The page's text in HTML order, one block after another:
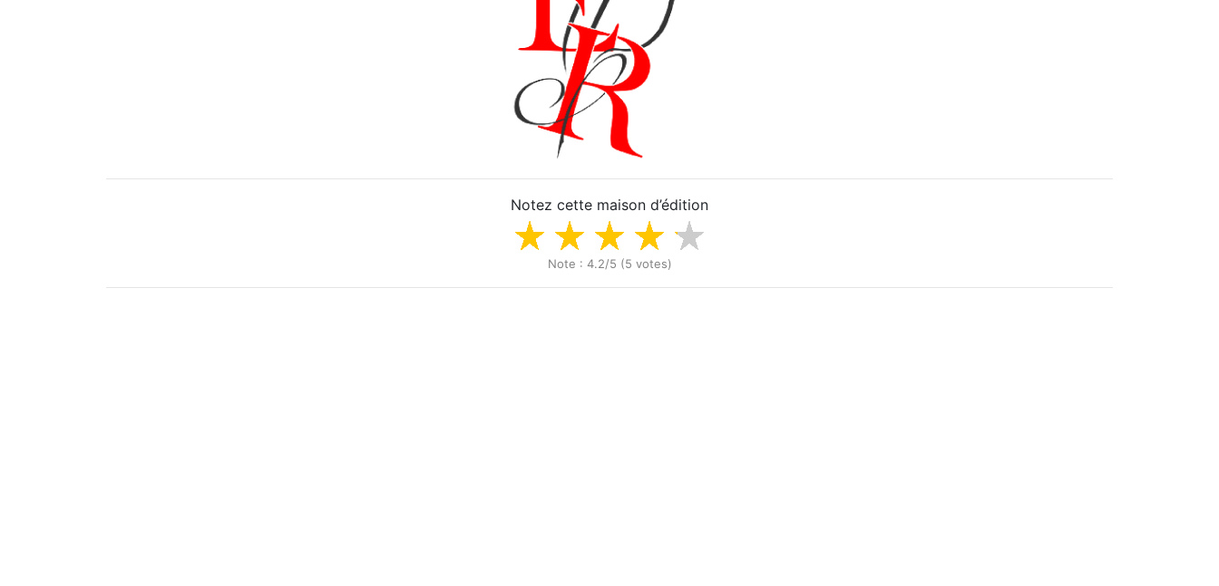
Notez cette maison d’édition
Note : 4.2/5 (5 votes)